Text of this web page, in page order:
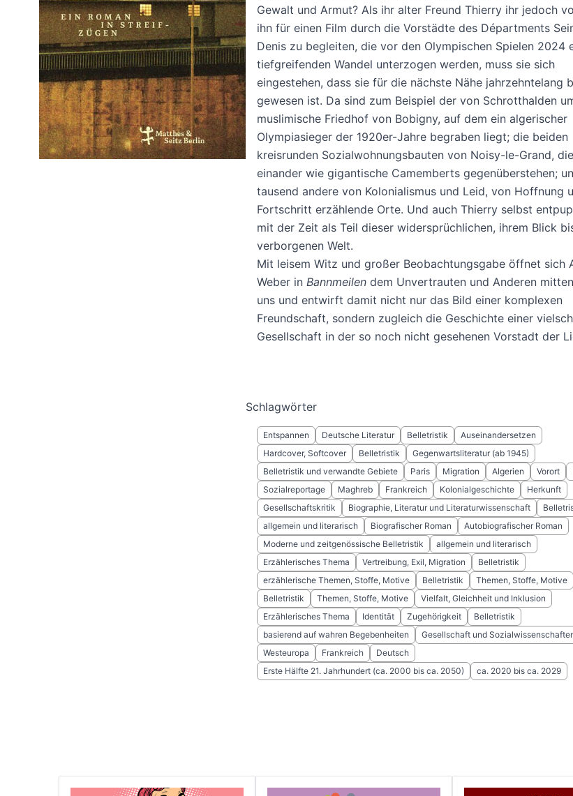
Gewalt und Armut? Als ihr alter Freund Thierry ihr jedoch
ihn für einen Film durch die Vorstädte des Départments
Denis zu begleiten, die vor den Olympischen Spielen 2024
tiefgreifenden Wandel unterzogen werden, muss sie sich
eingestehen, dass sie für die nächste Nähe jahrzehntelang
gewesen ist. Da sind zum Beispiel der von Schrotthalden
muslimische Friedhof von Bobigny, auf dem ein algerischer
Olympiasieger der 1920er-Jahre begraben liegt; die beiden
kreisrunden Sozialwohnungsbauten von Noisy-le-Grand, die
einander wie gigantische Camemberts gegenüberstehen;
tausend andere von Kolonialismus und Leid, von Hoffnung
Fortschritt erzählende Orte. Und auch Thierry selbst
mit der Zeit als Teil dieser widersprüchlichen, ihrem Blick
verborgenen Welt.
Mit leisem Witz und großer Beobachtungsgabe öffnet sich
Weber in Bannmeilendem Unvertrauten und Anderen
uns und entwirft damit nicht nur das Bild einer komplexen
Freundschaft, sondern zugleich die Geschichte einer
Gesellschaft in der so noch nicht gesehenen Vorstadt der
Schlagwörter
Entspannen Deutsche Literatur Belletristik
Auseinandersetzen
Hardcover, Softcover
Belletristik
Gegenwartsliteratur (ab 1945)
Belletristik und verwandte Gebiete
Paris Migration Algerien Vorort
Sozialreportage
Maghreb Frankreich Kolonialgeschichte
Herkunft
Gesellschaftskritik
Biographie, Literatur und Literaturwissenschaft
allgemein und literarisch
Biografischer Roman
Autobiografischer Roman
Moderne und zeitgenössische Belletristik
allgemein und literarisch
Erzählerisches Thema
Vertreibung, Exil, Migration
Belletristik
erzählerische Themen, Stoffe, Motive
Belletristik Themen, Stoffe, Motive
Belletristik
Themen, Stoffe, Motive
Vielfalt, Gleichheit und Inklusion
Erzählerisches Thema
Identität Zugehörigkeit
Belletristik
basierend auf wahren Begebenheiten
Gesellschaft und
Westeuropa
Frankreich
Deutsch
Erste Hälfte 21. Jahrhundert (ca. 2000 bis ca. 2050)
ca. 2020 bis ca. 2029